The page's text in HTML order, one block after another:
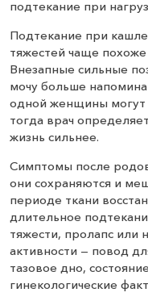
подтекание при
Подтекание при
тяжестей чаще
Внезапные сильные
мочу больше
одной женщины могут
тогда врач
жизнь сильнее.
Симптомы после
они сохраняются и
периоде ткани
длительное
тяжести, пролапс или
активности — повод
тазовое дно,
гинекологические